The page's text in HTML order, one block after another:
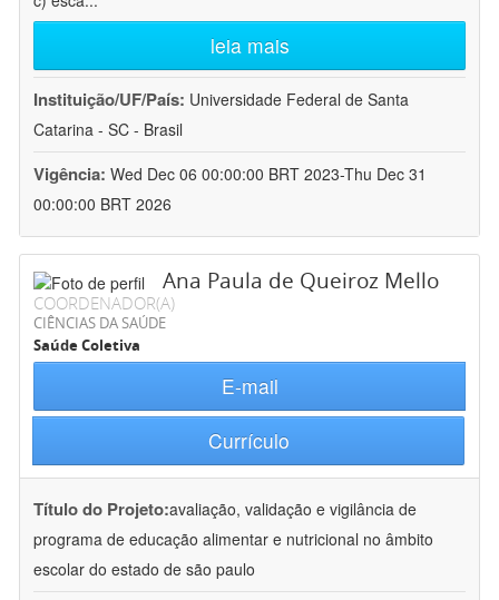
leia mais
Instituição/UF/País: Universidade Federal de Santa
Catarina - SC - Brasil
Vigência: Wed Dec 06 00:00:00 BRT 2023-Thu Dec 31
00:00:00 BRT 2026
Ana Paula de Queiroz Mello
COORDENADOR(A)
CIÊNCIAS DA SAÚDE
Saúde Coletiva
E-mail
Currículo
Título do Projeto:avaliação, validação e vigilância de
programa de educação alimentar e nutricional no âmbito
escolar do estado de são paulo